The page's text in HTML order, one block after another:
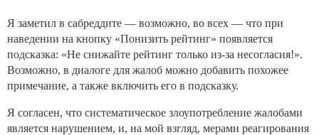
Я заметил в сабреддите — возможно, во всех — что при
наведении на кнопку «Понизить рейтинг» появляется
подсказка: «Не снижайте рейтинг только из-за несогласия!».
Возможно, в диалоге для жалоб можно добавить похожее
примечание, а также включить его в подсказку.
Я согласен, что систематическое злоупотребление жалобами
является нарушением, и, на мой взгляд, мерами реагирования